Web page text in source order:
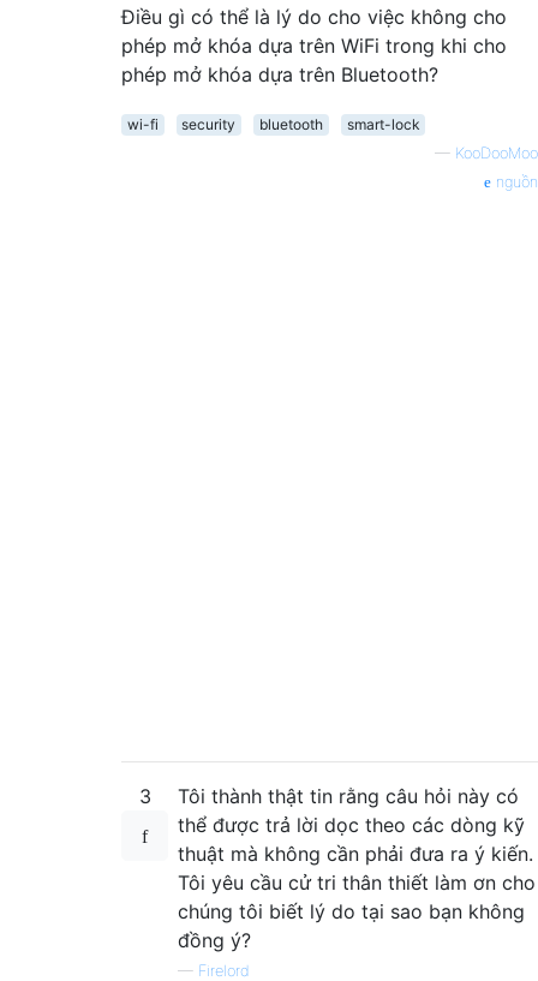
Điều gì có thể là lý do cho việc không cho
phép mở khóa dựa trên WiFi trong khi cho
phép mở khóa dựa trên Bluetooth?
wi-fi security bluetooth
smart-lock
— KooDooMoo
nguồn
3
Tôi thành thật tin rằng câu hỏi này có
thể được trả lời dọc theo các dòng kỹ
thuật mà không cần phải đưa ra ý kiến.
Tôi yêu cầu cử tri thân thiết làm ơn cho
chúng tôi biết lý do tại sao bạn không
đồng ý?
— Firelord